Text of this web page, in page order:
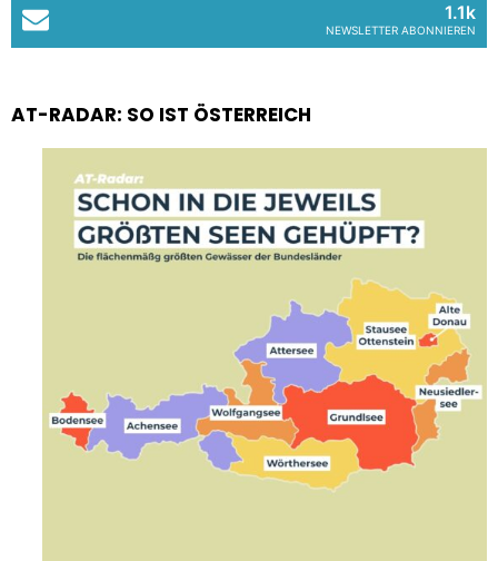
1.1k
NEWSLETTER ABONNIEREN
AT-RADAR: SO IST ÖSTERREICH